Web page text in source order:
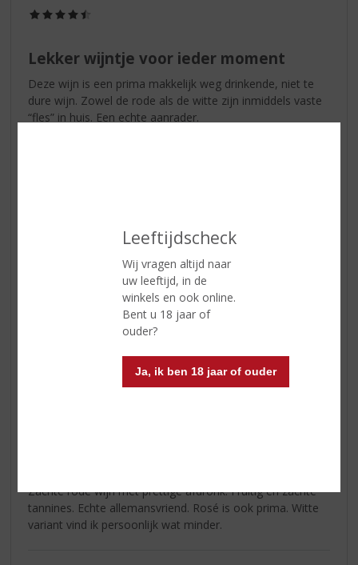
Leeftijdscheck
Wij vragen altijd naar
uw leeftijd, in de
winkels en ook online.
Bent u 18 jaar of
ouder?
Ja, ik ben 18 jaar of ouder
Lekker wijntje voor ieder moment
Deze wijn is een prima makkelijk weg drinkende, niet te
dure wijn. Zowel de rode als de witte zijn inmiddels vaste
“fles” in huis. Een echte aanrader.
Een goede wijn voor weinig
Deze wijn is in goede balans zowel de smaak als afdronk ,
een topper voor weinig , direct vier dozen mee genomen !
Zachte rode wijn met prettige afdronk. Fruitig en zachte
tannines. Echte allemansvriend. Rosé is ook prima. Witte
variant vind ik persoonlijk wat minder.